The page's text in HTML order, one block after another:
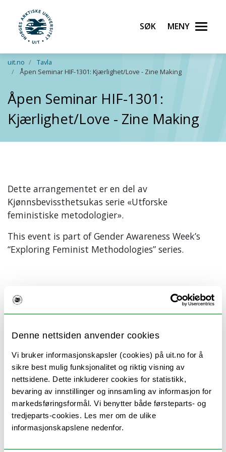
Denne nettsiden anvender cookies
Vi bruker informasjonskapsler (cookies) på uit.no for å
sikre best mulig funksjonalitet og riktig visning av
nettsidene. Dette inkluderer cookies for statistikk,
bevaring av innstillinger og innsamling av informasjon for
markedsføringsformål. Vi benytter både førsteparts- og
tredjeparts-cookies. Les mer om de ulike
informasjonskapslene nedenfor.
Gå til hovedinnhold
UiT Norges arktiske universitet
Søk Meny
uit.no
Tavla
Åpen Seminar HIF-1301: Kjærlighet/Love - Zine Making
Åpen Seminar HIF-1301:
Kjærlighet/Love - Zine Making
Dette arrangementet er en del av
Kjønnsbevissthetsukas serie «Utforske
feministiske metodologier».
This event is part of Gender Awareness Week’s
“Exploring Feminist Methodologies” series.
Crafting has a special ability to open our minds and
encourage exploration, curiosityand bravery—which is
hartline)
Zines er en kreativ metode som er morsom, lavterskel
og informativ. Sammen skal vi bruke den til å utforske
våre egne levde erfaringer med kjærlighet. Alt materiell
er på plass – det er bare å komme og nyte et hyggelig
fellesskap, lekende tilnærminger og uventede innsikter.
Kurset kan gjennomføres på norsk eller engelsk,
avhengig av deltakernes ønsker.
Arrangementet er del av kjønnsbevissthetsuke.